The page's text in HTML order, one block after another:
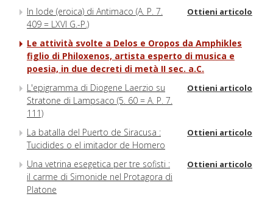
In lode (eroica) di Antimaco (A. P. 7.
409 = LXVI G.-P.)
Ottieni articolo
Le attività svolte a Delos e Oropos da Amphikles
figlio di Philoxenos, artista esperto di musica e
poesia, in due decreti di metà II sec. a.C.
L'epigramma di Diogene Laerzio su
Stratone di Lampsaco (5. 60 = A. P. 7.
111)
Ottieni articolo
La batalla del Puerto de Siracusa :
Tucidides o el imitador de Homero
Ottieni articolo
Una vetrina esegetica per tre sofisti :
il carme di Simonide nel Protagora di
Platone
Ottieni articolo